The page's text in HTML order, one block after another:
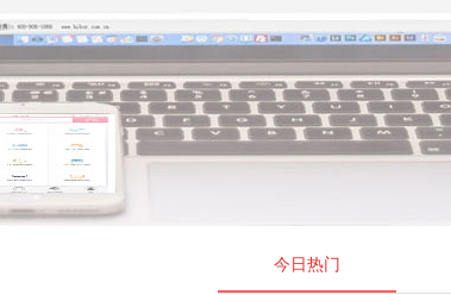
今日热门